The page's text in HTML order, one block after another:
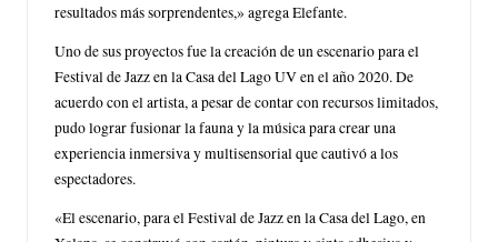
resultados más sorprendentes,» agrega Elefante.
Uno de sus proyectos fue la creación de un escenario para el
Festival de Jazz en la Casa del Lago UV en el año 2020. De
acuerdo con el artista, a pesar de contar con recursos limitados,
pudo lograr fusionar la fauna y la música para crear una
experiencia inmersiva y multisensorial que cautivó a los
espectadores.
«El escenario, para el Festival de Jazz en la Casa del Lago, en